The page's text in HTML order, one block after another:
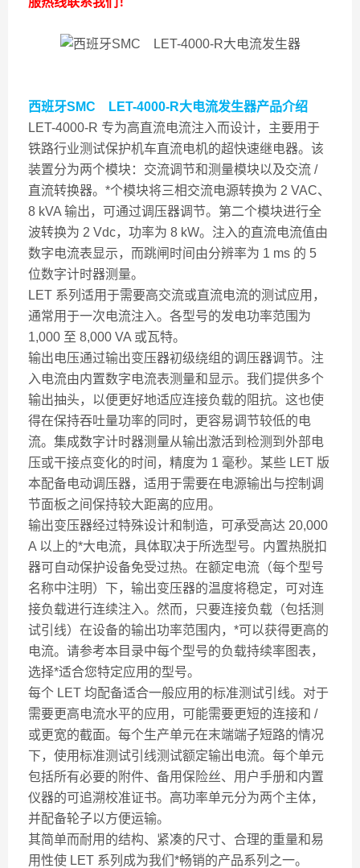
西班牙SMC LET-4000-R大电流发生器产品介绍
LET-4000-R 专为高直流电流注入而设计，主要用于
铁路行业测试保护机车直流电机的超快速继电器。该
装置分为两个模块：交流调节和测量模块以及交流 /
直流转换器。*个模块将三相交流电源转换为 2 VAC、
8 kVA 输出，可通过调压器调节。第二个模块进行全
波转换为 2 Vdc，功率为 8 kW。注入的直流电流值由
数字电流表显示，而跳闸时间由分辨率为 1 ms 的 5
位数字计时器测量。
LET 系列适用于需要高交流或直流电流的测试应用，
通常用于一次电流注入。各型号的发电功率范围为
1,000 至 8,000 VA 或瓦特。
输出电压通过输出变压器初级绕组的调压器调节。注
入电流由内置数字电流表测量和显示。我们提供多个
输出抽头，以便更好地适应连接负载的阻抗。这也使
得在保持吞吐量功率的同时，更容易调节较低的电
流。集成数字计时器测量从输出激活到检测到外部电
压或干接点变化的时间，精度为 1 毫秒。某些 LET 版
本配备电动调压器，适用于需要在电源输出与控制调
节面板之间保持较大距离的应用。
输出变压器经过特殊设计和制造，可承受高达 20,000
A 以上的*大电流，具体取决于所选型号。内置热脱扣
器可自动保护设备免受过热。在额定电流（每个型号
名称中注明）下，输出变压器的温度将稳定，可对连
接负载进行连续注入。然而，只要连接负载（包括测
试引线）在设备的输出功率范围内，*可以获得更高的
电流。请参考本目录中每个型号的负载持续率图表，
选择*适合您特定应用的型号。
每个 LET 均配备适合一般应用的标准测试引线。对于
需要更高电流水平的应用，可能需要更短的连接和 /
或更宽的截面。每个生产单元在末端端子短路的情况
下，使用标准测试引线测试额定输出电流。每个单元
包括所有必要的附件、备用保险丝、用户手册和内置
仪器的可追溯校准证书。高功率单元分为两个主体，
并配备轮子以方便运输。
其简单而耐用的结构、紧凑的尺寸、合理的重量和易
用性使 LET 系列成为我们*畅销的产品系列之一。